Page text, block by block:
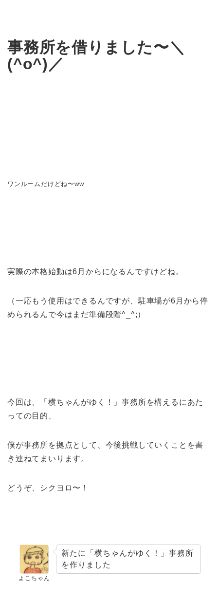
事務所を借りました〜＼
(^o^)／
ワンルームだけどね〜ww
実際の本格始動は6月からになるんですけどね。
（一応もう使用はできるんですが、駐車場が6月から停
められるんで今はまだ準備段階^_^;）
今回は、「横ちゃんがゆく！」事務所を構えるにあた
っての目的、
僕が事務所を拠点として、今後挑戦していくことを書
き連ねてまいります。
どうぞ、シクヨロ〜！
よこちゃん
新たに「横ちゃんがゆく！」事務所
を作りました